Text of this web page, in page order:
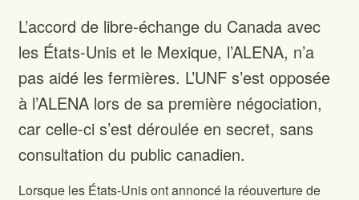
L’accord de libre-échange du Canada avec
les États-Unis et le Mexique, l’ALENA, n’a
pas aidé les fermières. L’UNF s’est opposée
à l’ALENA lors de sa première négociation,
car celle-ci s’est déroulée en secret, sans
consultation du public canadien.
Lorsque les États-Unis ont annoncé la réouverture de